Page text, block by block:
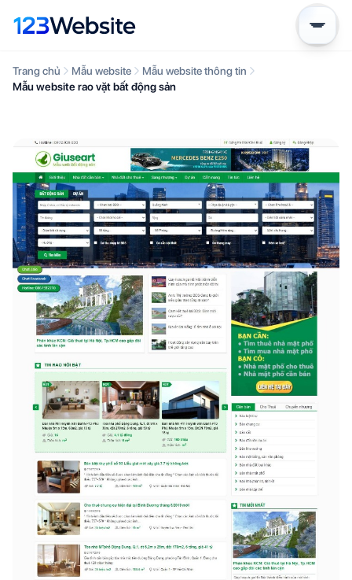
Trang chủ Mẫu website
Mẫu website thông tin
Mẫu website rao vặt bất động sản